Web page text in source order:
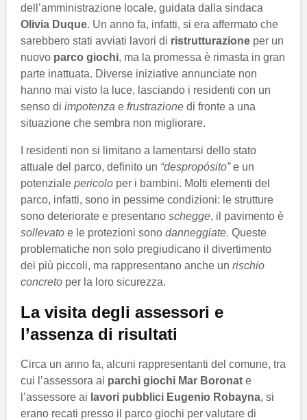
dell’amministrazione locale, guidata dalla sindaca
Olivia Duque. Un anno fa, infatti, si era affermato che
sarebbero stati avviati lavori di ristrutturazione per un
nuovo parco giochi, ma la promessa è rimasta in gran
parte inattuata. Diverse iniziative annunciate non
hanno mai visto la luce, lasciando i residenti con un
senso di impotenza e frustrazione di fronte a una
situazione che sembra non migliorare.
I residenti non si limitano a lamentarsi dello stato
attuale del parco, definito un “despropósito”e un
potenziale pericolo per i bambini. Molti elementi del
parco, infatti, sono in pessime condizioni: le strutture
sono deteriorate e presentano schegge, il pavimento è
sollevato e le protezioni sono danneggiate. Queste
problematiche non solo pregiudicano il divertimento
dei più piccoli, ma rappresentano anche un rischio
concreto per la loro sicurezza.
La visita degli assessori e
l’assenza di risultati
Circa un anno fa, alcuni rappresentanti del comune, tra
cui l’assessora ai parchi giochi Mar Boronat e
l’assessore ai lavori pubblici Eugenio Robayna, si
erano recati presso il parco giochi per valutare di